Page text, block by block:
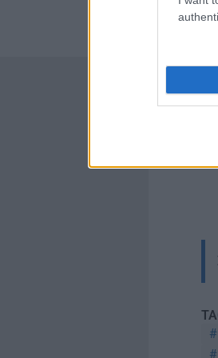
Πώς μπορείτε να μειώσετε τον